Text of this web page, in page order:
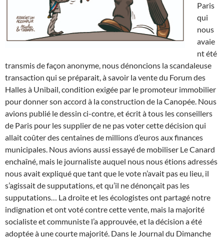
Paris
qui
nous
avaie
nt été
transmis de façon anonyme, nous dénoncions la scandaleuse
transaction qui se préparait, à savoir la vente du Forum des
Halles à Unibail, condition exigée par le promoteur immobilier
pour donner son accord à la construction de la Canopée. Nous
avions publié le dessin ci-contre, et écrit à tous les conseillers
de Paris pour les supplier de ne pas voter cette décision qui
allait coûter des centaines de millions d’euros aux finances
municipales. Nous avions aussi essayé de mobiliser Le Canard
enchaîné, mais le journaliste auquel nous nous étions adressés
nous avait expliqué que tant que le vote n’avait pas eu lieu, il
s’agissait de supputations, et qu’il ne dénonçait pas les
supputations… La droite et les écologistes ont partagé notre
indignation et ont voté contre cette vente, mais la majorité
socialiste et communiste l’a approuvée, et la décision a été
adoptée à une courte majorité. Dans le Journal du Dimanche